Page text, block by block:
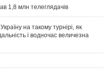
1,8 млн телеглядачів
на такому турнірі, як
і водночас величезна